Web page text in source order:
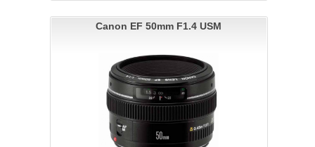
Canon EF 50mm F1.4 USM